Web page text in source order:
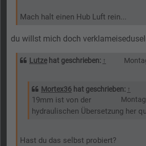
Mach halt einen Hub Luft rein...
du willst mich doch
Lutzehat geschrieben: ↑
Mortex36 hat geschrieben: ↑
19mm ist von der
hydraulischen Übersetzung her
Hast du das selbst probiert?